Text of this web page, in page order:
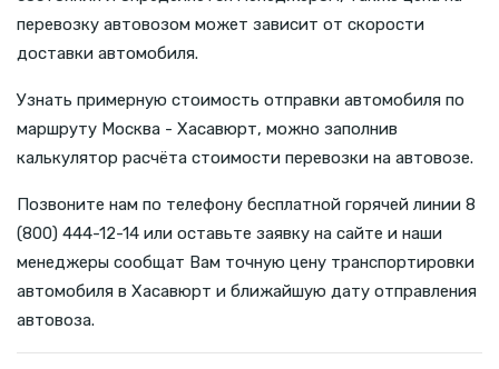
перевозку автовозом может зависит от скорости
доставки автомобиля.
Узнать примерную стоимость отправки автомобиля по
маршруту Москва - Хасавюрт, можно заполнив
калькулятор расчёта стоимости перевозки на автовозе.
Позвоните нам по телефону бесплатной горячей линии 8
(800) 444-12-14 или оставьте заявку на сайте и наши
менеджеры сообщат Вам точную цену транспортировки
автомобиля в Хасавюрт и ближайшую дату отправления
автовоза.